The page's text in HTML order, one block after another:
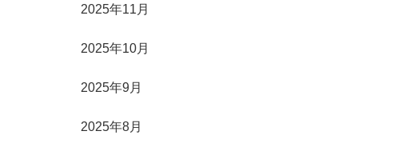
2025年11月
2025年10月
2025年9月
2025年8月